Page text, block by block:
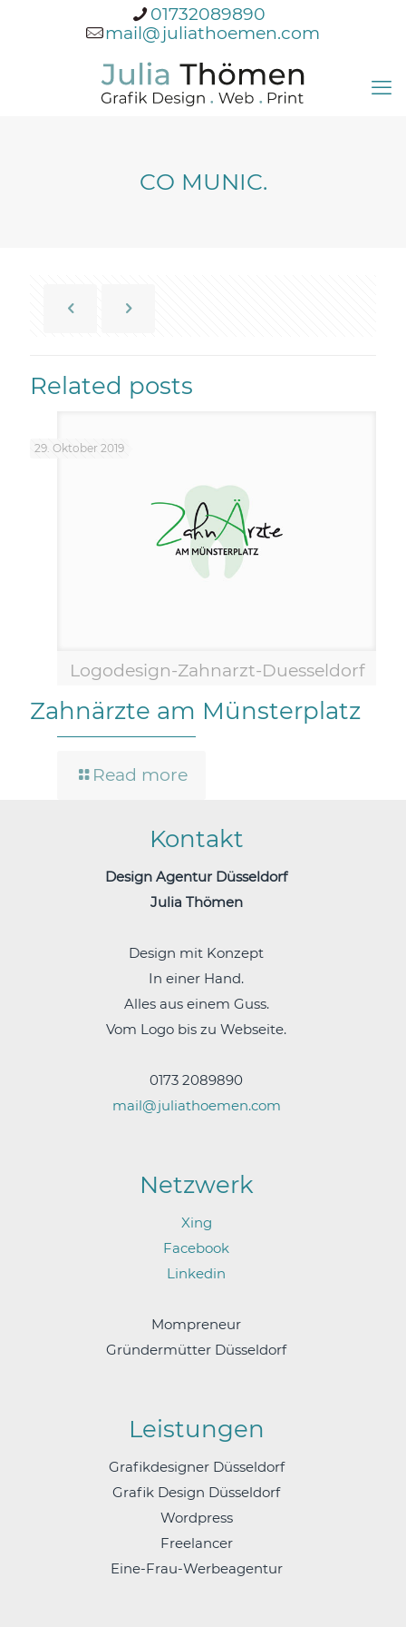
01732089890
mail@juliathoemen.com
CO MUNIC.
Related posts
Logodesign-Zahnarzt-Duesseldorf
29. Oktober 2019
Zahnärzte am Münsterplatz
Read more
Kontakt
Design Agentur Düsseldorf
Julia Thömen
Design mit Konzept
In einer Hand.
Alles aus einem Guss.
Vom Logo bis zu Webseite.
0173 2089890
mail@juliathoemen.com
Netzwerk
Xing
Facebook
Linkedin
Mompreneur
Gründermütter Düsseldorf
Leistungen
Grafikdesigner Düsseldorf
Grafik Design Düsseldorf
Wordpress
Freelancer
Eine-Frau-Werbeagentur